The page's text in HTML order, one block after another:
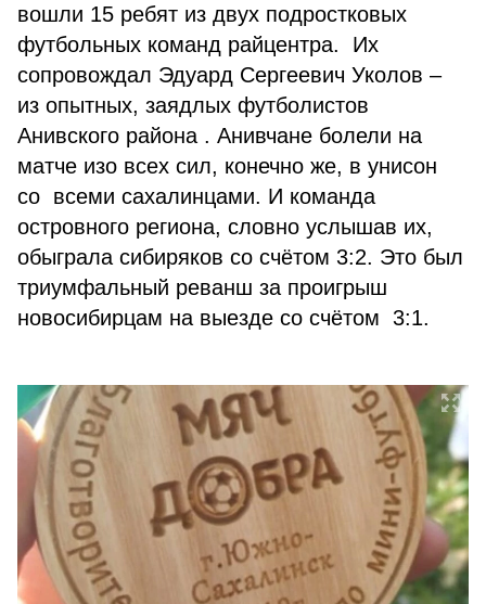
вошли 15 ребят из двух подростковых
футбольных команд райцентра. Их
сопровождал Эдуард Сергеевич Уколов –
из опытных, заядлых футболистов
Анивского района . Анивчане болели на
матче изо всех сил, конечно же, в унисон
со всеми сахалинцами. И команда
островного региона, словно услышав их,
обыграла сибиряков со счётом 3:2. Это был
триумфальный реванш за проигрыш
новосибирцам на выезде со счётом 3:1.